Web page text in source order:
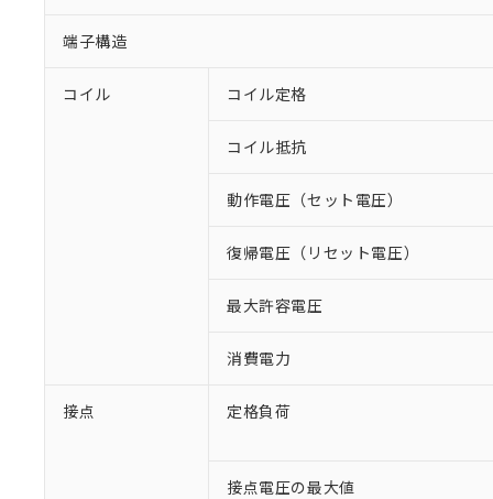
端子構造
コイル コイル定格
コイル抵抗
動作電圧（セット電圧）
復帰電圧（リセット電圧）
最大許容電圧
消費電力
接点 定格負荷
接点電圧の最大値